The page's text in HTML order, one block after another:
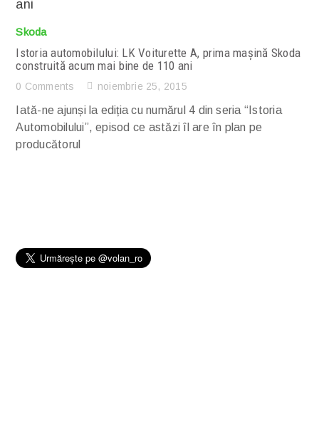
Skoda
Istoria automobilului: LK Voiturette A, prima mașină Skoda
construită acum mai bine de 110 ani
0 Comments noiembrie 25, 2015
Iată-ne ajunși la ediția cu numărul 4 din seria “Istoria
Automobilului”, episod ce astăzi îl are în plan pe
producătorul